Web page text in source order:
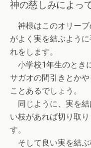
神の慈しみによっ
神様はこのオリーブ
がよく実を結ぶように
れをします。
小学校1年生のとき
サガオの間引きとかや
ことあるでしょう。
同じように、実を結
い枝があれば切り取り
す。
そして良い実を結ぶ